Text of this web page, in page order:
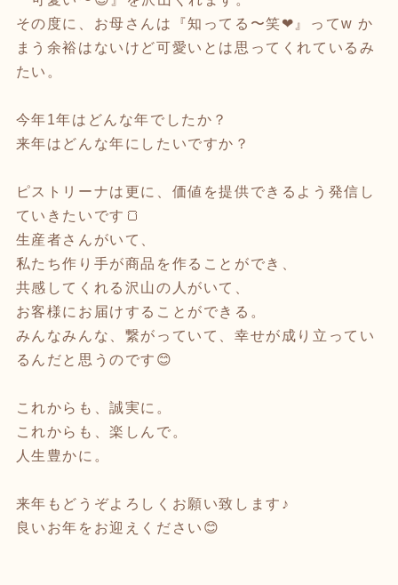
その度に、お母さんは『知ってる〜笑❤︎』ってw か
まう余裕はないけど可愛いとは思ってくれているみ
たい。
今年1年はどんな年でしたか？
来年はどんな年にしたいですか？
ピストリーナは更に、価値を提供できるよう発信し
ていきたいです🍞
生産者さんがいて、
私たち作り手が商品を作ることができ、
共感してくれる沢山の人がいて、
お客様にお届けすることができる。
みんなみんな、繋がっていて、幸せが成り立ってい
るんだと思うのです😊
これからも、誠実に。
これからも、楽しんで。
人生豊かに。
来年もどうぞよろしくお願い致します♪
良いお年をお迎えください😊